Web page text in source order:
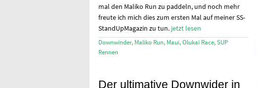
mal den Maliko Run zu paddeln, und noch mehr
freute ich mich dies zum ersten Mal auf meiner SS-
StandUpMagazin zu tun. jetzt lesen
Downwinder, Maliko Run, Maui, Olukai Race, SUP
Rennen
Der ultimative Downwider in